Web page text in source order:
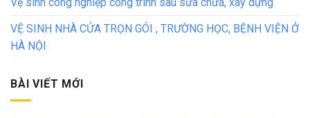
VỆ SINH NHÀ CỬA TRỌN GÓI , TRƯỜNG HỌC, BỆNH VIỆN Ở
HÀ NỘI
BÀI VIẾT MỚI